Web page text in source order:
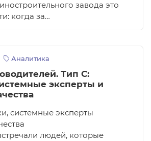
завода это
когда за…
Аналитика
Тип C:
эксперты и
системные эксперты
людей, которые